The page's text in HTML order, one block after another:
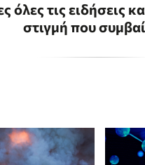
όλες τις ειδήσεις
στιγμή που